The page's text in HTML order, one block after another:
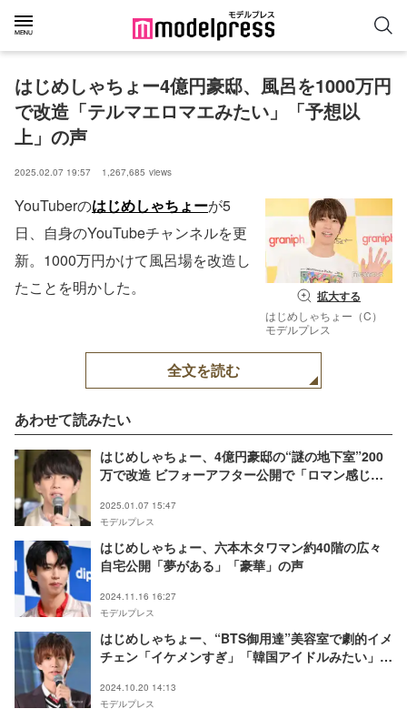
はじめしゃちょー4億円豪邸、風呂を1000万円
で改造「テルマエロマエみたい」「予想以
上」の声
2025.02.07 19:57 1,267,685 views
拡大する
はじめしゃちょー（C）
モデルプレス
YouTuberのはじめしゃちょーが5
日、自身のYouTubeチャンネルを更
新。1000万円かけて風呂場を改造し
たことを明かした。
全文を読む
あわせて読みたい
はじめしゃちょー、4億円豪邸の“謎の地下室”200
万で改造 ビフォーアフター公開で「ロマン感じ
2025.01.07 15:47
モデルプレス
はじめしゃちょー、六本木タワマン約40階の広々
自宅公開「夢がある」「豪華」の声
2024.11.16 16:27
モデルプレス
はじめしゃちょー、“BTS御用達”美容室で劇的イメ
チェン「イケメンすぎ」「韓国アイドルみたい」と
2024.10.20 14:13
モデルプレス